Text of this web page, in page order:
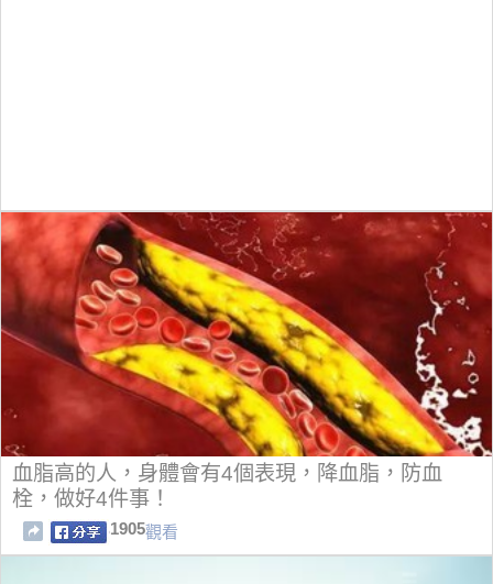
血脂高的人，身體會有4個表現，降血脂，防血
栓，做好4件事！
1905觀看